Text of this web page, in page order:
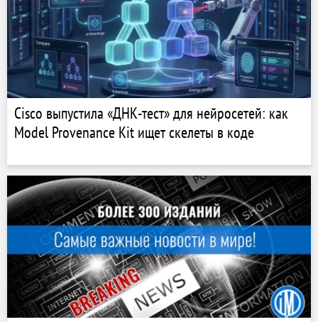
Cisco выпустила «ДНК-тест» для нейросетей: как
Model Provenance Kit ищет скелеты в коде